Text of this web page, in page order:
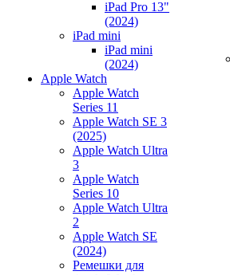
iPad Pro 13"
(2024)
iPad mini
iPad mini
(2024)
Apple Watch
Apple Watch
Series 11
Apple Watch SE 3
(2025)
Apple Watch Ultra
3
Apple Watch
Series 10
Apple Watch Ultra
2
Apple Watch SE
(2024)
Ремешки для